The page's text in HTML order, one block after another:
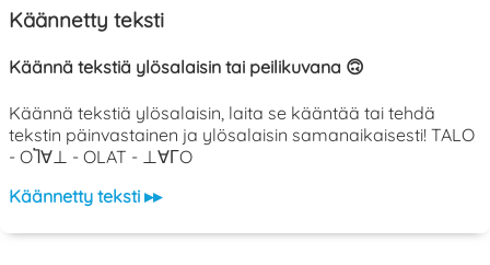
Käännetty teksti
Käännä tekstiä ylösalaisin tai peilikuvana 🙃
Käännä tekstiä ylösalaisin, laita se kääntää tai tehdä
tekstin päinvastainen ja ylösalaisin samanaikaisesti! TALO
- OႨ∀⊥ - OLAT - ⊥∀ΓO
Käännetty teksti ▸▸